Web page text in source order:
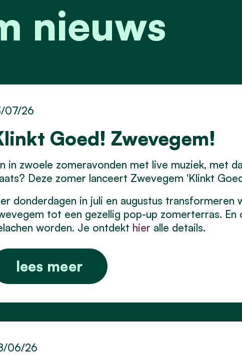
nieuws
Goed! Zwevegem!
07/26
in zwoele zomeravonden met live muziek, met
Deze zomer lanceert Zwevegem 'Klinkt
donderdagen in juli en augustus transformeren
tot een gezellig pop-up zomerterras.
worden. Je ontdekt hier alle details.
lees meer
06/26